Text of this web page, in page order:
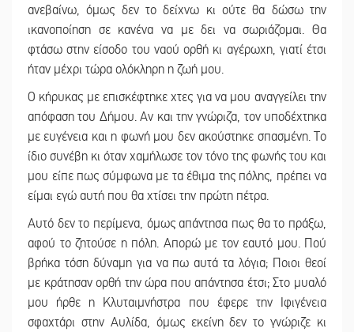
ανεβαίνω, όμως δεν το δείχνω κι ούτε θα δώσω την
ικανοποίηση σε κανένα να με δει να σωριάζομαι. Θα
φτάσω στην είσοδο του ναού ορθή κι αγέρωχη, γιατί έτσι
ήταν μέχρι τώρα ολόκληρη η ζωή μου.
Ο κήρυκας με επισκέφτηκε χτες για να μου αναγγείλει την
απόφαση του Δήμου. Αν και την γνώριζα, τον υποδέχτηκα
με ευγένεια και η φωνή μου δεν ακούστηκε σπασμένη. Το
ίδιο συνέβη κι όταν χαμήλωσε τον τόνο της φωνής του και
μου είπε πως σύμφωνα με τα έθιμα της πόλης, πρέπει να
είμαι εγώ αυτή που θα χτίσει την πρώτη πέτρα.
Αυτό δεν το περίμενα, όμως απάντησα πως θα το πράξω,
αφού το ζητούσε η πόλη. Απορώ με τον εαυτό μου. Πού
βρήκα τόση δύναμη για να πω αυτά τα λόγια; Ποιοι θεοί
με κράτησαν ορθή την ώρα που απάντησα έτσι; Στο μυαλό
μου ήρθε η Κλυταιμνήστρα που έφερε την Ιφιγένεια
σφαχτάρι στην Αυλίδα, όμως εκείνη δεν το γνώριζε κι